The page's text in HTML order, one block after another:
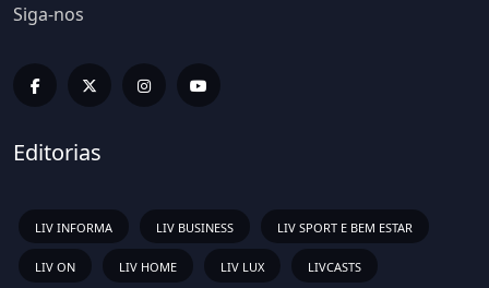
Siga-nos
Editorias
LIV INFORMA LIV BUSINESS LIV SPORT E BEM ESTAR
LIV ON LIV HOME LIV LUX LIVCASTS